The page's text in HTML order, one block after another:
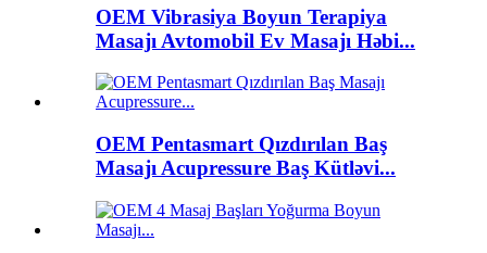
OEM Vibrasiya Boyun Terapiya
Masajı Avtomobil Ev Masajı Həbi...
OEM Pentasmart Qızdırılan Baş
Masajı Acupressure Baş Kütləvi...